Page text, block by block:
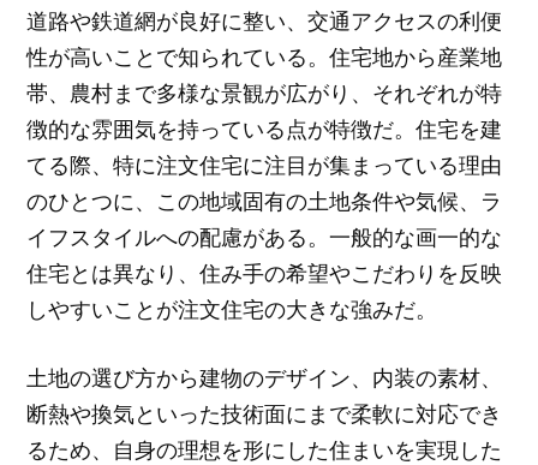
道路や鉄道網が良好に整い、交通アクセスの利便
性が高いことで知られている。住宅地から産業地
帯、農村まで多様な景観が広がり、それぞれが特
徴的な雰囲気を持っている点が特徴だ。住宅を建
てる際、特に注文住宅に注目が集まっている理由
のひとつに、この地域固有の土地条件や気候、ラ
イフスタイルへの配慮がある。一般的な画一的な
住宅とは異なり、住み手の希望やこだわりを反映
しやすいことが注文住宅の大きな強みだ。
土地の選び方から建物のデザイン、内装の素材、
断熱や換気といった技術面にまで柔軟に対応でき
るため、自身の理想を形にした住まいを実現した